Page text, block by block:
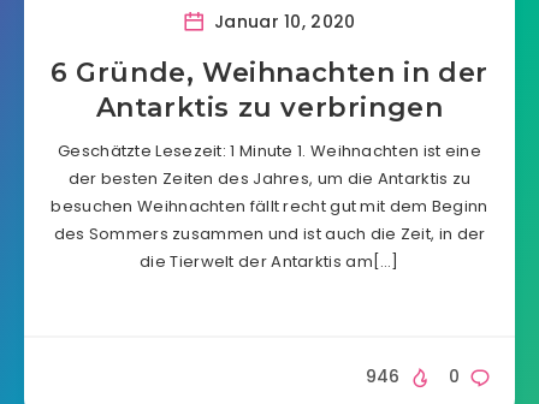
Januar 10, 2020
6 Gründe, Weihnachten in der
Antarktis zu verbringen
Geschätzte Lesezeit: 1 Minute 1. Weihnachten ist eine
der besten Zeiten des Jahres, um die Antarktis zu
besuchen Weihnachten fällt recht gut mit dem Beginn
des Sommers zusammen und ist auch die Zeit, in der
die Tierwelt der Antarktis am[…]
0
946